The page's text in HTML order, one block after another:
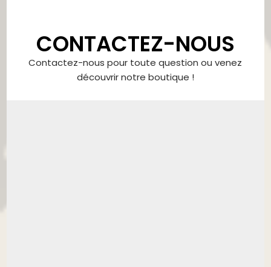
CONTACTEZ-NOUS
Contactez-nous pour toute question ou venez
découvrir notre boutique !